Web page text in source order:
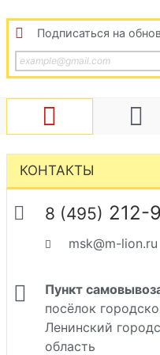
Подписаться на
КОНТАКТЫ
8 (495) 212-
msk@m-lion.ru
Пункт
посёлок
Ленинский
область